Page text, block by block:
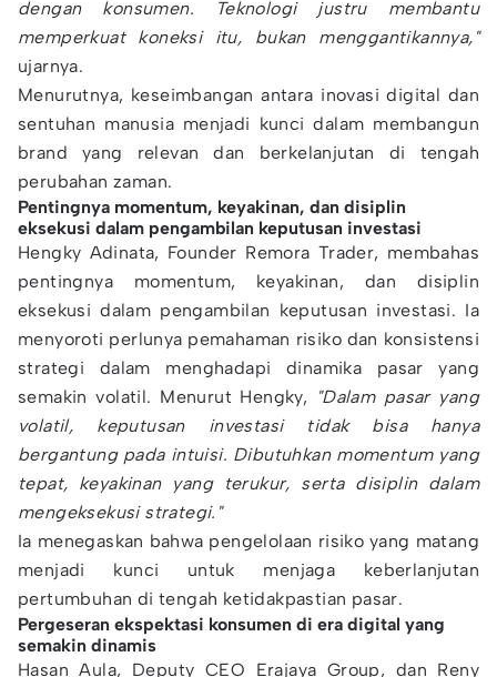
dengan konsumen. Teknologi justru membantu
memperkuat koneksi itu, bukan menggantikannya,"
ujarnya.
Menurutnya, keseimbangan antara inovasi digital dan
sentuhan manusia menjadi kunci dalam membangun
brand yang relevan dan berkelanjutan di tengah
perubahan zaman.
Pentingnya momentum, keyakinan, dan disiplin
eksekusi dalam pengambilan keputusan investasi
Hengky Adinata, Founder Remora Trader, membahas
pentingnya momentum, keyakinan, dan disiplin
eksekusi dalam pengambilan keputusan investasi. Ia
menyoroti perlunya pemahaman risiko dan konsistensi
strategi dalam menghadapi dinamika pasar yang
semakin volatil. Menurut Hengky,
"Dalam pasar yang
volatil, keputusan investasi tidak bisa hanya
bergantung pada intuisi. Dibutuhkan momentum yang
tepat, keyakinan yang terukur, serta disiplin dalam
mengeksekusi strategi."
Ia menegaskan bahwa pengelolaan risiko yang matang
menjadi kunci untuk menjaga keberlanjutan
pertumbuhan di tengah ketidakpastian pasar.
Pergeseran ekspektasi konsumen di era digital yang
semakin dinamis
Hasan Aula, Deputy CEO Erajaya Group, dan Reny